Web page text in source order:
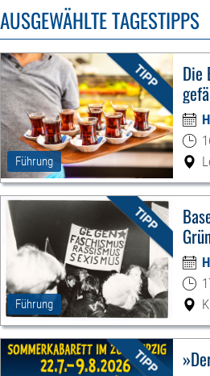
AUSGEWÄHLTE TAGESTIPPS
Führung
Die
Führung